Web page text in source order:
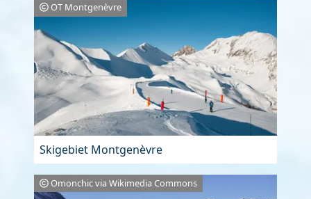
OT Montgenèvre
Skigebiet Montgenèvre
Omonchic via Wikimedia Commons